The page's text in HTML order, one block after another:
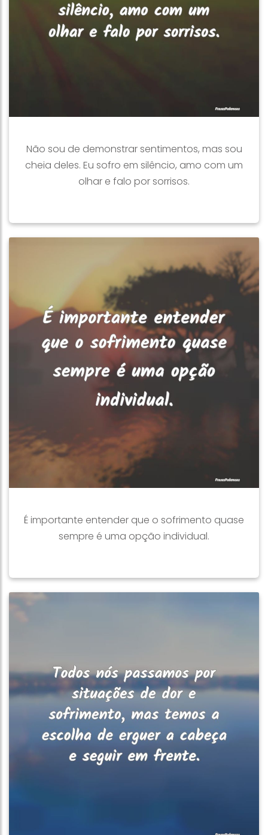
Não sou de demonstrar sentimentos, mas sou
cheia deles. Eu sofro em silêncio, amo com um
olhar e falo por sorrisos.
É importante entender que o sofrimento quase
sempre é uma opção individual.